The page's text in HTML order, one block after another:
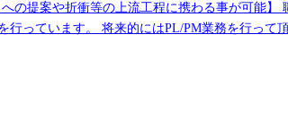
流工程に携わる事が可能】 職務内容 エンドユーザー・
っています。 将来的にはPL/PM業務を行って
件(通勤時間・リモート比率)を相談し、希望を